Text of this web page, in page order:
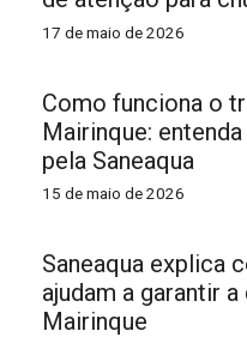
17 de maio de 2026
Como funciona o
Mairinque:
pela Saneaqua
15 de maio de 2026
Saneaqua explica
ajudam a garantir
Mairinque